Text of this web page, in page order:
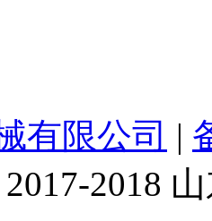
有限公司 |
2018